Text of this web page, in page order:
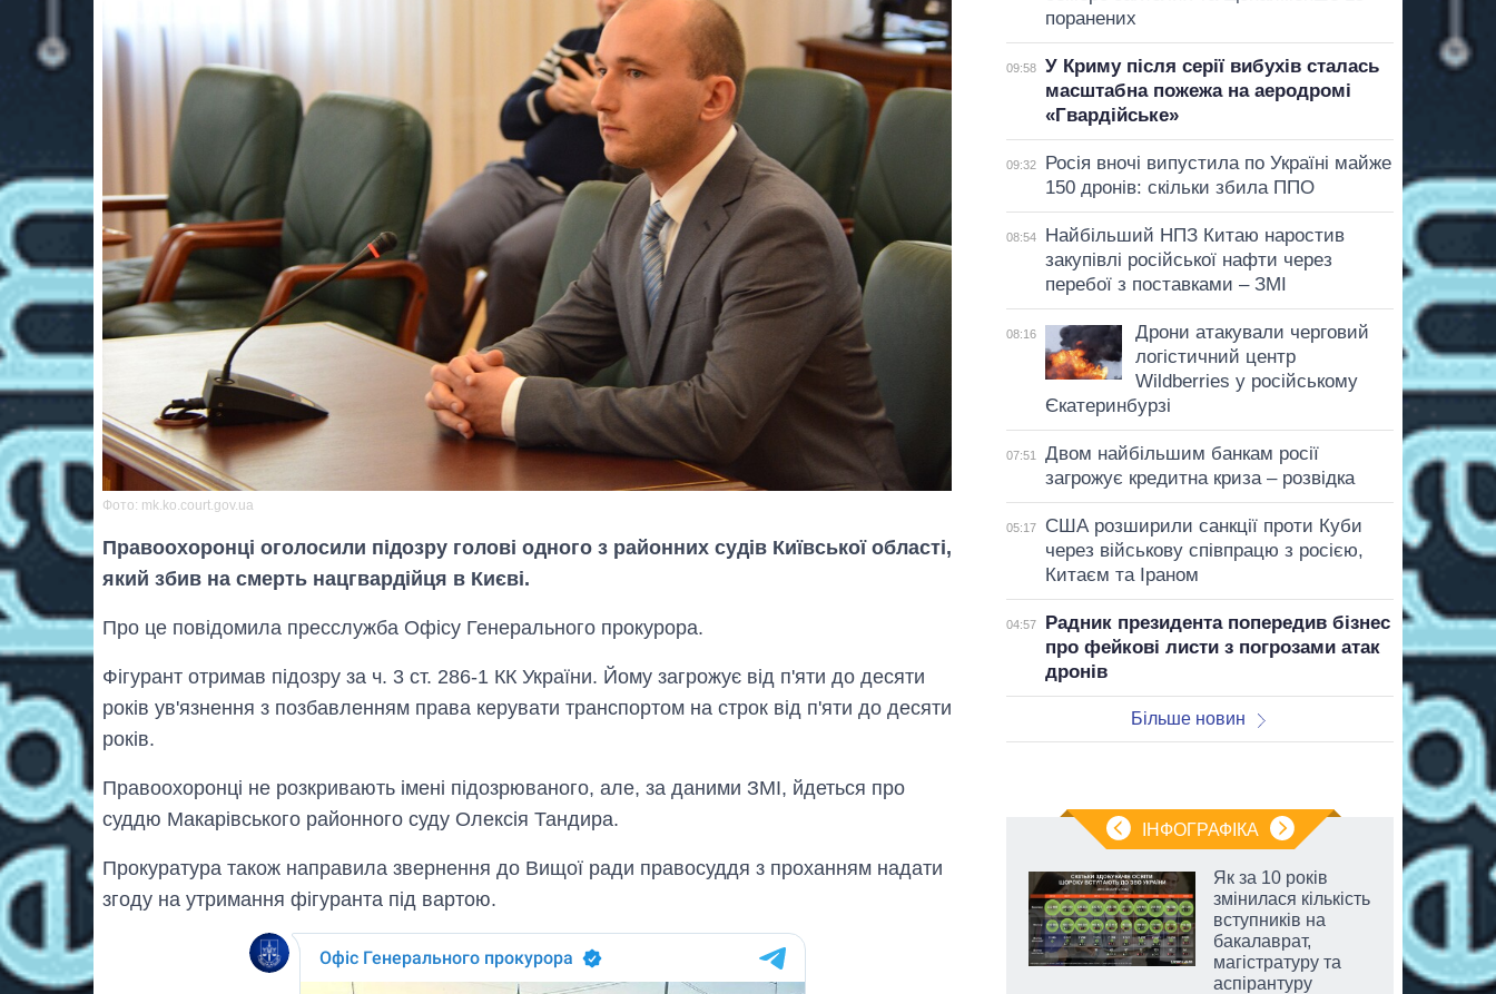
Фото: mk.ko.court.gov.ua
Правоохоронці оголосили підозру голові одного з районних судів Київської області,
який збив на смерть нацгвардійця в Києві.
Про це повідомила пресслужба Офісу Генерального прокурора.
Фігурант отримав підозру за ч. 3 ст. 286-1 КК України. Йому загрожує від п'яти до десяти
років ув'язнення з позбавленням права керувати транспортом на строк від п'яти до десяти
років.
Правоохоронці не розкривають імені підозрюваного, але, за даними ЗМІ, йдеться про
суддю Макарівського районного суду Олексія Тандира.
Прокуратура також направила звернення до Вищої ради правосуддя з проханням надати
згоду на утримання фігуранта під вартою.
поранених
09:58
У Криму після серії вибухів сталась
масштабна пожежа на аеродромі
«Гвардійське»
09:32
Росія вночі випустила по Україні майже
150 дронів: скільки збила ППО
08:54
Найбільший НПЗ Китаю наростив
закупівлі російської нафти через
перебої з поставками – ЗМІ
08:16
Дрони атакували черговий
логістичний центр
Wildberries у російському
Єкатеринбурзі
07:51
Двом найбільшим банкам росії
загрожує кредитна криза – розвідка
05:17
США розширили санкції проти Куби
через військову співпрацю з росією,
Китаєм та Іраном
04:57
Радник президента попередив бізнес
про фейкові листи з погрозами атак
дронів
Більше новин
ІНФОГРАФІКА
Вісім масованих
Як за 10 років
змінилася кількість
вступників на
бакалаврат,
магістратуру та
аспірантуру